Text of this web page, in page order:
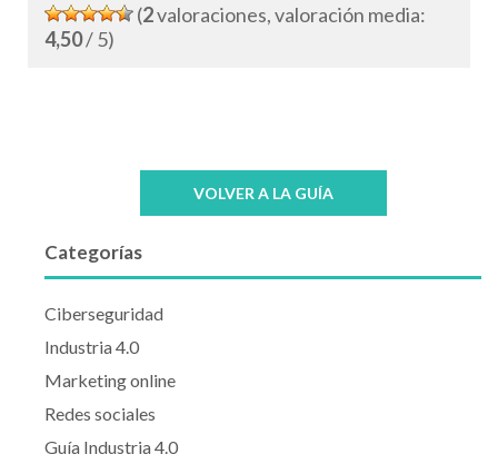
(2valoraciones, valoración media:
4,50/ 5)
VOLVER A LA GUÍA
Categorías
Ciberseguridad
Industria 4.0
Marketing online
Redes sociales
Guía Industria 4.0